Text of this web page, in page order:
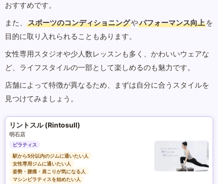
おすすめです。
また、
スポーツのコンディショニングやパフォーマンス向上 を
目的に取り入れられることもあります。
女性専用スタジオや少人数レッスンも多く、かわいいウェアな
ど、ライフスタイルの一部として楽しめるのも魅力です。
店舗によって特徴が異なるため、まずは自分に合うスタイルを
見つけてみましょう。
リントスル (Rintosull)
明石店
ピラティス
駅から5分以内のジムに通いたい人
女性専用ジムに通いたい人
姿勢・腰痛・肩こりが気になる人
マシンピラティスを始めたい人